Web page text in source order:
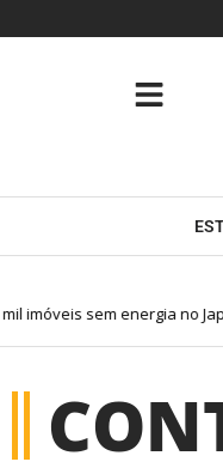
imóveis sem energia no